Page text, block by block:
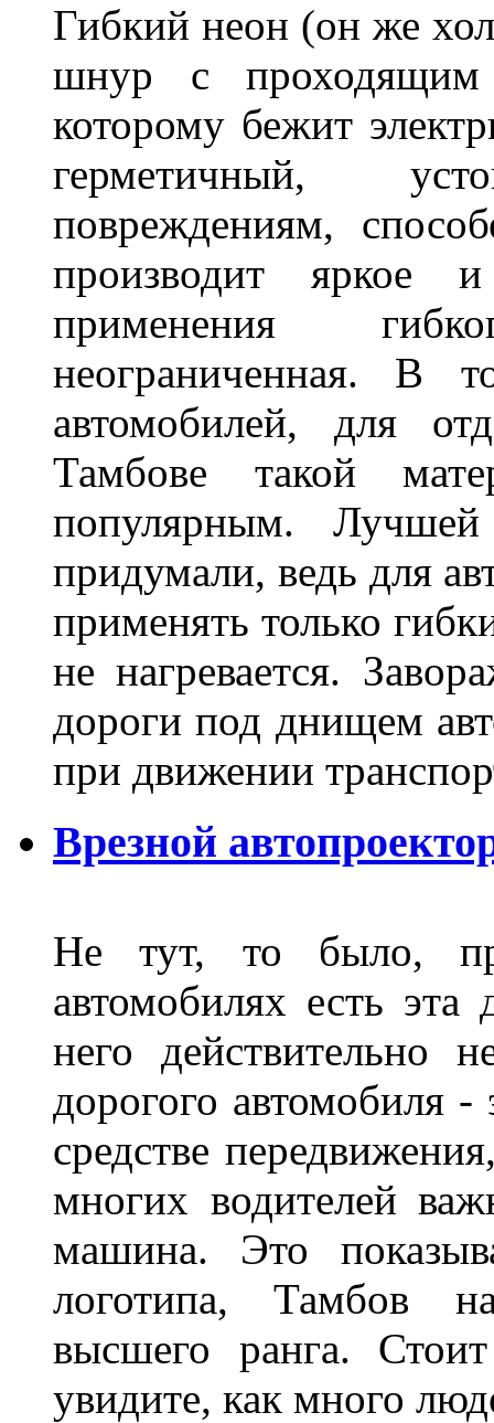
Гибкий неон (он же
шнур с
которому бежит
герметичный,
повреждениям,
производит яркое
применения
неограниченная.
автомобилей, для
Тамбове такой
популярным.
придумали, ведь для
применять только
не нагревается.
дороги под днищем
при движении
Врезной
Не тут, то было,
автомобилях есть
него действительно
дорогого автомобиля
средстве
многих водителей
машина. Это
логотипа, Тамбов
высшего ранга.
увидите, как много